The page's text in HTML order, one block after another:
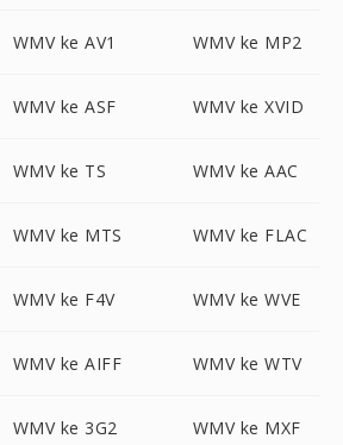
WMV ke AV1 WMV ke MP2
WMV ke ASF WMV ke XVID
WMV ke TS WMV ke AAC
WMV ke MTS WMV ke FLAC
WMV ke F4V WMV ke WVE
WMV ke AIFF WMV ke WTV
WMV ke 3G2 WMV ke MXF